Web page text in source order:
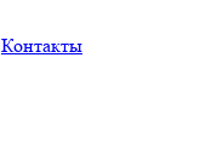
Контакты